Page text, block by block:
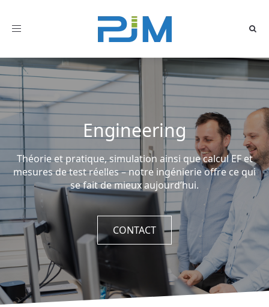
Toggle
Engineering
Théorie et pratique, simulation ainsi que calcul EF et
mesures de test réelles – notre ingénierie offre ce qui
se fait de mieux aujourd’hui.
CONTACT